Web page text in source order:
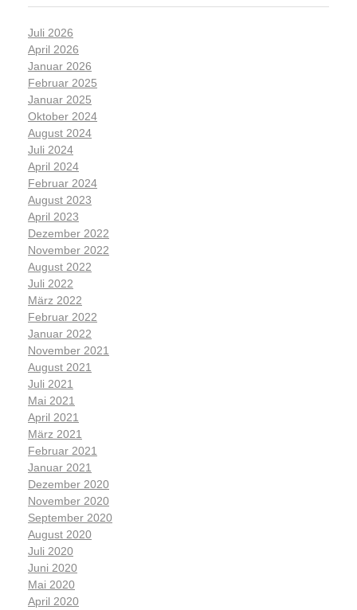
Juli 2026
April 2026
Januar 2026
Februar 2025
Januar 2025
Oktober 2024
August 2024
Juli 2024
April 2024
Februar 2024
August 2023
April 2023
Dezember 2022
November 2022
August 2022
Juli 2022
März 2022
Februar 2022
Januar 2022
November 2021
August 2021
Juli 2021
Mai 2021
April 2021
März 2021
Februar 2021
Januar 2021
Dezember 2020
November 2020
September 2020
August 2020
Juli 2020
Juni 2020
Mai 2020
April 2020